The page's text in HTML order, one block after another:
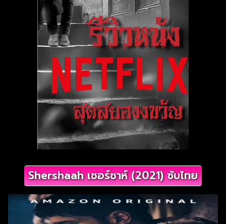
Shershaah เชอร์ชาห์ (2021) ซับไทย